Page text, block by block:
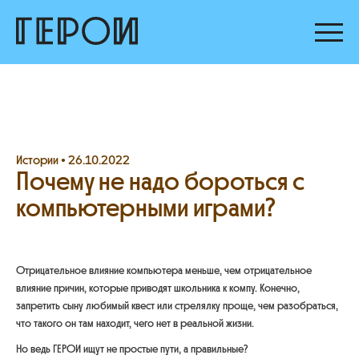
Истории • 26.10.2022
Почему не надо бороться с
компьютерными играми?
Отрицательное влияние компьютера меньше, чем отрицательное
влияние причин, которые приводят школьника к компу. Конечно,
запретить сыну любимый квест или стрелялку проще, чем разобраться,
что такого он там находит, чего нет в реальной жизни.
Но ведь ГЕРОИ ищут не простые пути, а правильные?